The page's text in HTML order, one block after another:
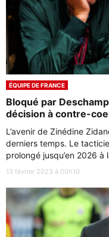
ÉQUIPE DE FRANCE
Bloqué par
décision à contre-
L’avenir de Zinédine
derniers temps. Le
prolongé jusqu’en 2026 à
13 février 2023 à 00h10